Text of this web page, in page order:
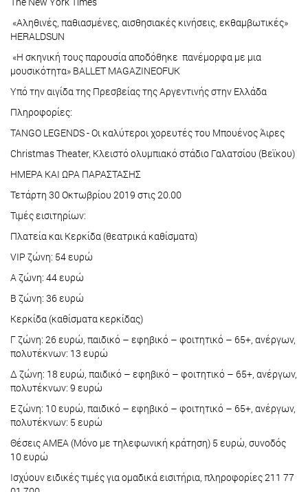
«Αληθινές, παθιασμένες, αισθησιακές κινήσεις, εκθαμβωτικές»
HERALDSUN
«Η σκηνική τους παρουσία αποδόθηκε πανέμορφα με μια
μουσικότητα» ΒΑLLET MAGAZINEOFUK
Yπό την αιγίδα της Πρεσβείας της Αργεντινής στην Ελλάδα
Πληροφορίες:
TANGO LEGENDS - Οι καλύτεροι χορευτές του Μπουένος Άιρες
Christmas Theater, Κλειστό ολυμπιακό στάδιο Γαλατσίου (Βεϊκου)
ΗΜΕΡΑ ΚΑΙ ΩΡΑ ΠΑΡΑΣΤΑΣΗΣ
Τετάρτη 30 Οκτωβρίου 2019 στις 20.00
Τιμές εισιτηρίων:
Πλατεία και Κερκίδα (θεατρικά καθίσματα)
VIP ζώνη: 54 ευρώ
A ζώνη: 44 ευρώ
Β ζώνη: 36 ευρώ
Κερκίδα (καθίσματα κερκίδας)
Γ ζώνη: 26 ευρώ, παιδικό – εφηβικό – φοιτητικό – 65+, ανέργων,
πολυτέκνων: 13 ευρώ
Δ ζώνη: 18 ευρώ, παιδικό – εφηβικό – φοιτητικό – 65+, ανέργων,
πολυτέκνων: 9 ευρώ
Ε ζώνη: 10 ευρώ, παιδικό – εφηβικό – φοιτητικό – 65+, ανέργων,
πολυτέκνων: 5 ευρώ
Θέσεις ΑΜΕΑ (Μόνο με τηλεφωνική κράτηση) 5 ευρώ, συνοδός
10 ευρώ
Ισχύουν ειδικές τιμές για ομαδικά εισιτήρια, πληροφορίες 211 77